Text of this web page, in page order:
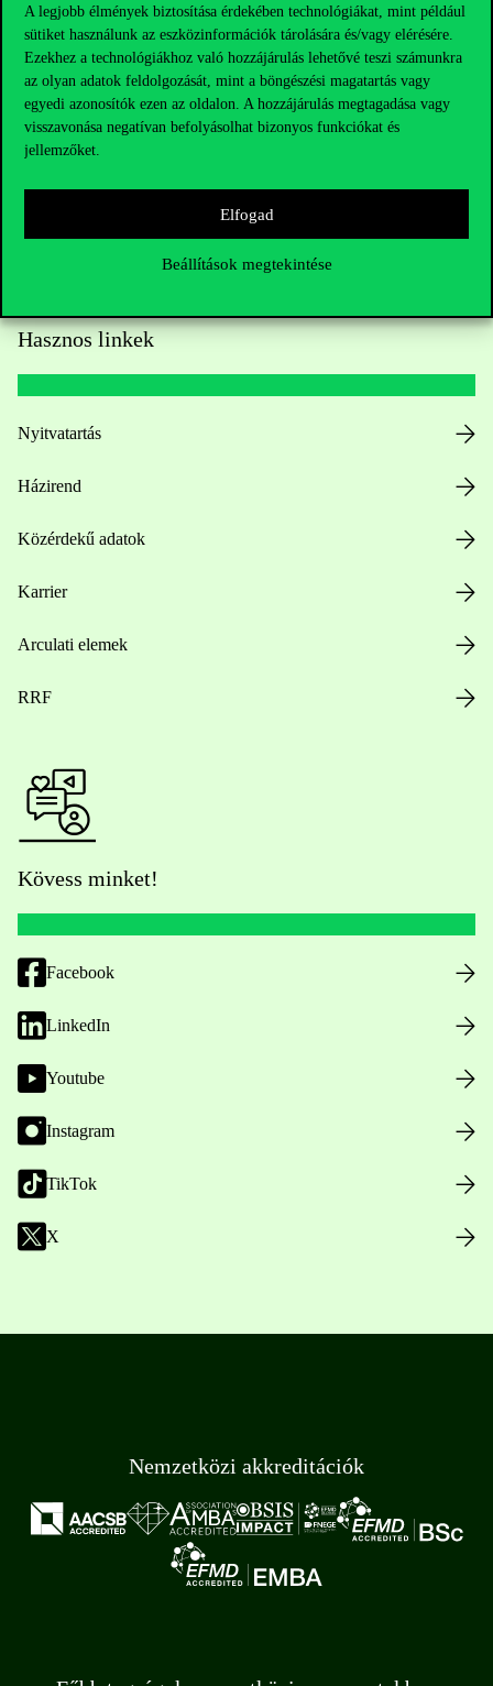
A legjobb élmények biztosítása érdekében technológiákat, mint például
sütiket használunk az eszközinformációk tárolására és/vagy elérésére.
Ezekhez a technológiákhoz való hozzájárulás lehetővé teszi számunkra
az olyan adatok feldolgozását, mint a böngészési magatartás vagy
egyedi azonosítók ezen az oldalon. A hozzájárulás megtagadása vagy
visszavonása negatívan befolyásolhat bizonyos funkciókat és
jellemzőket.
Elfogad
Beállítások megtekintése
Oktatói elérhetőségek
HUB jelenlegi hallgatóinknak
Sajtó:press@uni-corvinus.hu
Hasznos linkek
Nyitvatartás
Házirend
Közérdekű adatok
Karrier
Arculati elemek
RRF
Kövess minket!
Facebook
LinkedIn
Youtube
Instagram
TikTok
X
Nemzetközi akkreditációk